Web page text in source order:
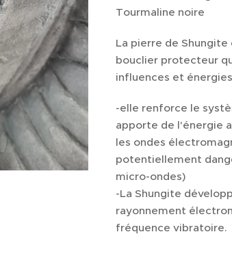
Tourmaline noire
La pierre de
bouclier protecteur
influences et
-elle renforce le
apporte de l'énergie
les ondes
potentiellement
micro-ondes)
-La Shungite
rayonnement
fréquence vibratoire.